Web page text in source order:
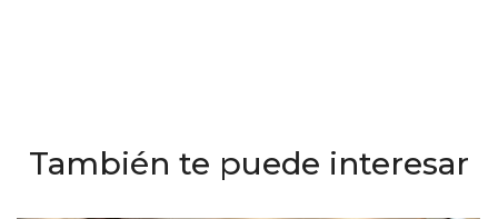
También te puede interesar